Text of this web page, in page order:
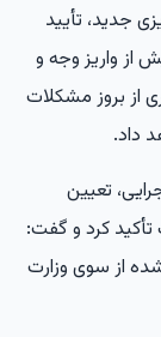
جدید، تأیید
از واریز وجه و
از بروز مشکلات
داد.
تعیین
کرد و گفت:
از سوی وزارت